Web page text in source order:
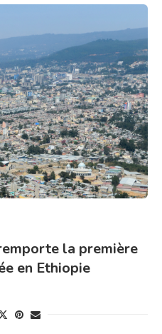
la première
en Ethiopie